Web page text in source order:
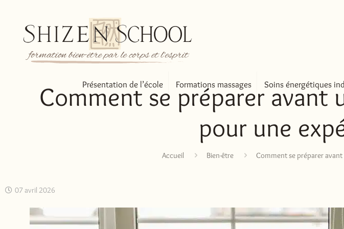
Présentation de l’école Formations massages Soins énergétiques
Comment se préparer avant
pour une
Accueil Bien-être Comment se préparer
07 avril 2026